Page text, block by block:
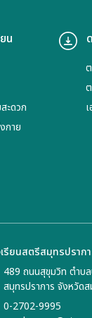
น
ะดวก
กาย
เรียนสตรีสมุทรปราก
489 ถนนสุขุมวิท ตำบล
สมุทรปราการ จังหวัด
0-2702-9995